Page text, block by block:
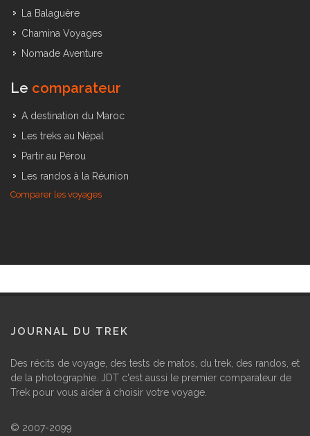
La Balaguère
Chamina Voyages
Nomade Aventure
Le comparateur
A destination du Maroc
Les treks au Népal
Partir au Pérou
Les randos à la Réunion
Comparer les voyages
JOURNAL DU TREK
Des récits de voyage, des tests de matos, du trek, des randos, et
de la photographie. JDT c'est aussi le premier comparateur de
Trek pour vous aider à choisir votre voyage.
© 2007-2099